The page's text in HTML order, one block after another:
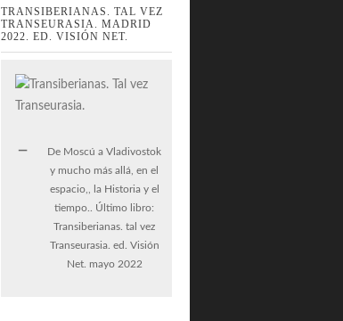
TRANSIBERIANAS. TAL VEZ
TRANSEURASIA. MADRID
2022. ED. VISIÓN NET.
De Moscú a Vladivostok
y mucho más allá, en el
espacio,, la Historia y el
tiempo.. Último libro:
Transiberianas. tal vez
Transeurasia. ed. Visión
Net. mayo 2022